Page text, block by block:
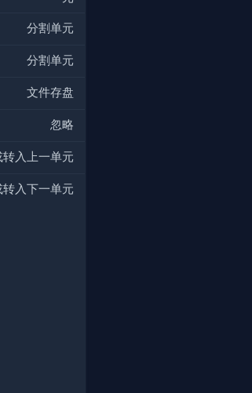
分割单元
分割单元
文件存盘
忽略
入上一单元
入下一单元